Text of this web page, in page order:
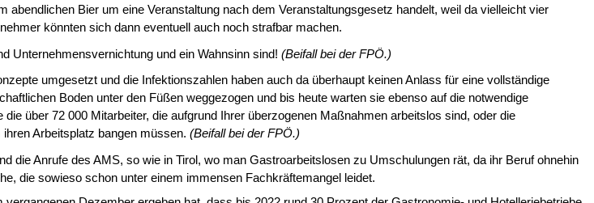
Bier um eine Veranstaltung nach dem Veranstaltungsgesetz handelt, weil da vielleicht vier
könnten sich dann eventuell auch noch strafbar machen.
Unternehmensvernichtung und ein Wahnsinn sind! (Beifall bei der FPÖ.)
umgesetzt und die Infektionszahlen haben auch da überhaupt keinen Anlass für eine vollständige
Boden unter den Füßen weggezogen und bis heute warten sie ebenso auf die notwendige
über 72 000 Mitarbeiter, die aufgrund Ihrer überzogenen Maßnahmen arbeitslos sind, oder die
Arbeits­platz bangen müssen. (Beifall bei der FPÖ.)
die Anrufe des AMS, so wie in Tirol, wo man Gastroarbeitslosen zu Umschu­lungen rät, da ihr Beruf ohnehin
die sowieso schon unter einem immensen Fach­kräftemangel leidet.